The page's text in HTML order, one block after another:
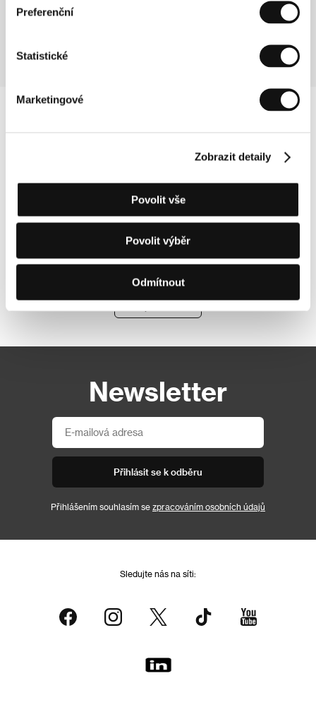
Preferenční
Statistické
Marketingové
Zobrazit detaily
Povolit vše
Povolit výběr
Odmítnout
Willem Breuker
Keuken/ Producent
Johan van der Keuken, Chris
Newsletter
Přihlásit se k odběru
Přihlášením souhlasím se zpracováním osobních údajů
Sledujte nás na síti: